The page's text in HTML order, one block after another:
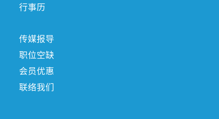
行事历
传媒报导
职位空缺
会员优惠
联络我们